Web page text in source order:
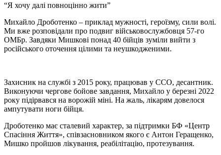
“Я хочу далі повноцінно жити”
Михайло Дроботенко – приклад мужності, героїзму, сили волі.
Ми вже розповідали про подвиг військовослужбовця 57-го
ОМБр. Завдяки Мишкові понад 40 бійців зуміли вийти з
російського оточення цілими та неушкодженими.
Захисник на службі з 2015 року, працював у ССО, десантник.
Виконуючи чергове бойове завдання, Михайло у березні 2022
року підірвався на ворожій міні. На жаль, лікарям довелося
ампутувати ноги бійця.
Дроботенко має сталевий характер, за підтримки БФ «Центр
Спасіння Життя», співзасновником якого є Антон Геращенко,
Мишко пройшов лікування, реабілітацію, протезування.